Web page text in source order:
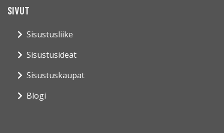
SIVUT
Sisustusliike
Sisustusideat
Sisustuskaupat
Blogi